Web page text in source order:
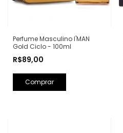
Perfume Masculino I'MAN
Gold Ciclo - 100ml
R$89,00